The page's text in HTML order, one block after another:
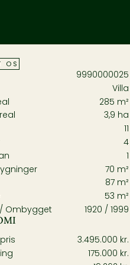
OS
9990000025
Villa
285 m²
3,9 ha
11
4
1
70 m²
87 m²
53 m²
Ombygget
1920 / 1999
3.495.000 kr.
175.000 kr.